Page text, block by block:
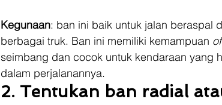
Kegunaan: ban ini baik untuk jalan beraspal
berbagai truk. Ban ini memiliki kemampuan
seimbang dan cocok untuk kendaraan yang
dalam perjalanannya.
2. Tentukan ban radial